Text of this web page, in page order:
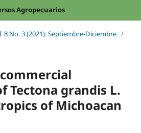
Agropecuarios
8 No. 3 (2021): Septiembre-Diciembre /
Tectona grandis L.
of Michoacan